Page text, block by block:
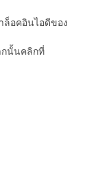
ล็อคอินไอดีของ
กนั้นคลิกที่